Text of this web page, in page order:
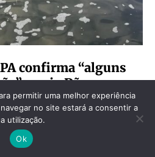
confirma “alguns
no rio Dão
Avesso O Núcleo Concelhio de
Esquerda…
permitir uma melhor experiência
no site estará a consentir a
utilização.
Ok